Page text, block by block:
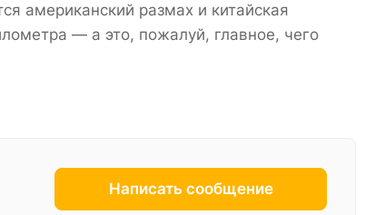
американский размах и китайская
— а это, пожалуй, главное, чего
Написать сообщение